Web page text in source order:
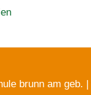
brunn am geb. |